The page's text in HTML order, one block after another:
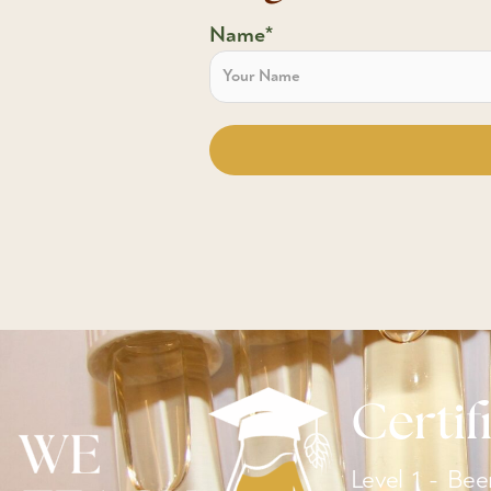
Name*
Level 1 -